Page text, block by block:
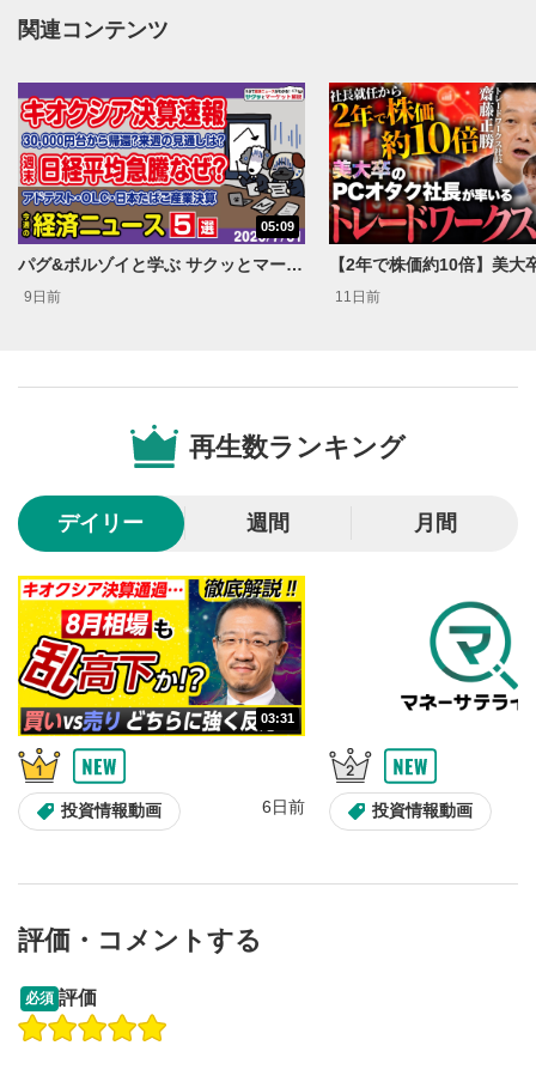
1
動画再生エリア
一時停止します。
2
動画タイトル
動画タイトルが表示されます。クリックすると
YouTubeサイトに移動します。
後で見る
クリックするとYouTubeの「後で見る」の再生リスト
SNSやメールなどで動画を共有・シェアすることがで
ー内にあります。
シークバー
再生位置を示しています。再生したい位置をクリック
するとその位置から動画が再生されます。
6
再生ボタン
動画が再生または一時停止します。
7
音量調整
スライダーを上下すると音量が調整できます。
スマートフォンで視聴の場合は端末の音量調節ボタンを利用
してください。
スマートフォンで視聴の場合は画面右下の設定(歯車マーク)
9
画質の選択/再生速度の変更ができます。
関連コンテンツ
05:09
パグ&ボルゾイと学ぶ サクッとマーケット解説#111
9日前 11日前
再生数ランキング
デイリー 週間 月間
03:31
投資情報動画 6日前 投資情報動画
操作説明動画
評価・コメントする
必須 評価